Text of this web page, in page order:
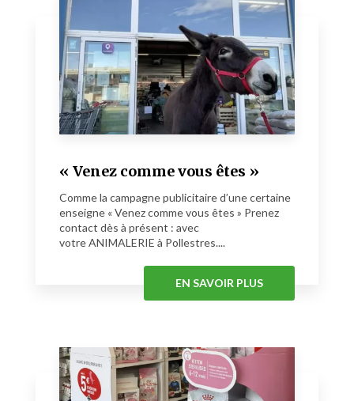
« Venez comme vous êtes »
Comme la campagne publicitaire d’une certaine
enseigne « Venez comme vous êtes » Prenez
contact dès à présent : avec
votre ANIMALERIE à Pollestres....
EN SAVOIR PLUS